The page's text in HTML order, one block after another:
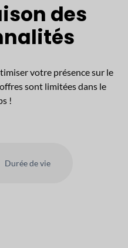
des
votre présence sur le
sont limitées dans le
!
Durée de vie